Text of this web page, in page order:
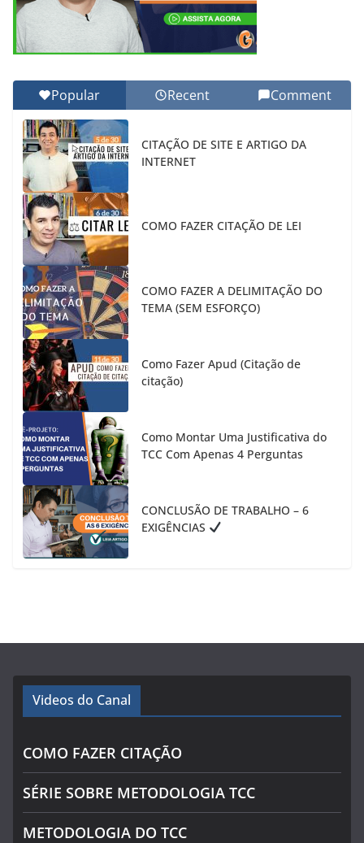
Popular Recent Comment
CITAÇÃO DE SITE E ARTIGO DA
INTERNET
COMO FAZER CITAÇÃO DE LEI
COMO FAZER A DELIMITAÇÃO DO
TEMA (SEM ESFORÇO)
Como Fazer Apud (Citação de
citação)
Como Montar Uma Justificativa do
TCC Com Apenas 4 Perguntas
CONCLUSÃO DE TRABALHO – 6
EXIGÊNCIAS
Videos do Canal
COMO FAZER CITAÇÃO
SÉRIE SOBRE METODOLOGIA TCC
METODOLOGIA DO TCC